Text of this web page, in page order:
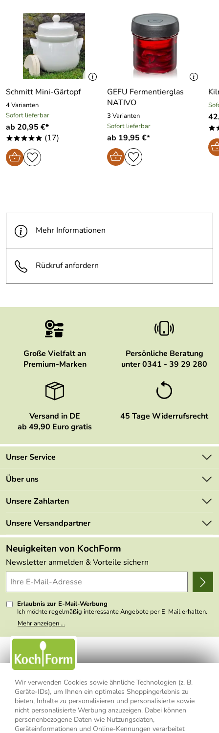
Wir verwenden Cookies sowie ähnliche Technologien (z. B.
Geräte-IDs), um Ihnen ein optimales Shoppingerlebnis zu
bieten, Inhalte zu personalisieren und personalisierte sowie
nicht personalisierte Werbung anzuzeigen. Dabei können
personenbezogene Daten wie Nutzungsdaten,
Geräteinformationen und Online-Kennungen verarbeitet
Schmitt Mini-Gärtopf
4 Varianten
Sofort lieferbar
ab 20,95 €*
***** (17)
GEFU Fermentierglas
NATIVO
3 Varianten
Sofort lieferbar
ab 19,95 €*
Mehr Informationen
Rückruf anfordern
Große Vielfalt an
Premium-Marken
Persönliche Beratung
unter 0341 - 39 29 280
Versand in DE
ab 49,90 Euro gratis
45 Tage Widerrufsrecht
Unser Service
Kontakt
Mehrwertsteuerfrei
Retourenportal
FAQs
Lieferbedingungen
Delivery Terms
Kundenlogin
Über uns
Marken
Angebote
Made in Germany
Themen
Wir über uns
Presse
Unsere Zahlarten
Unsere Versandpartner
Neuigkeiten von KochForm
Newsletter anmelden & Vorteile sichern
Erlaubnis zur E-Mail-Werbung
Ich möchte regelmäßig interessante Angebote per E-Mail erhalten.
Meine E-Mail-Adresse wird nicht an andere Unternehmen
weitergegeben. Zu statistischen Zwecken wird in anonymer Form
nicht erkennbar, welche konkrete Person geklickt hat. Diese
Einwilligung zur Nutzung meiner E-Mail- Adresse für Werbezwecke
kann ich jederzeit mit Wirkung für die Zukunft widerrufen, indem ich
den Link "Abmelden" am Ende des Newsletters anklicke oder die
Option Newsletter im Mitgliederbereich deaktiviere. Die
Datenschutzerklärung
habe ich zur Kenntnis genommen.
Mehr anzeigen ...
Impressum Datenschutzerklärung
AGB
Widerrufsbelehrung
Widerrufsformular